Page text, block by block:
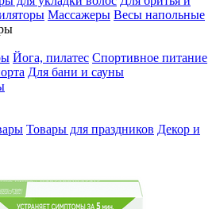
Массажеры Весы напольные
Йога, пилатес Спортивное питание
Для бани и сауны
Товары для праздников Декор и